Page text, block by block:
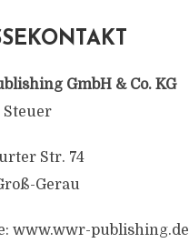
GmbH & Co. KG
Steuer
Str. 74
Gerau
www.wwr-publishing.de